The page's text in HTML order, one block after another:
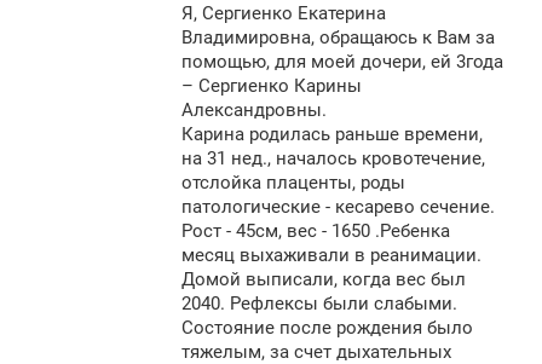
щ
е
н
и
е
Я, Сергиенко Екатерина
Владимировна, обращаюсь к Вам за
помощью, для моей дочери, ей 3года
– Сергиенко Карины
Александровны.
Карина родилась раньше времени,
на 31 нед., началось кровотечение,
отслойка плаценты, роды
патологические - кесарево сечение.
Рост - 45см, вес - 1650 .Ребенка
месяц выхаживали в реанимации.
Домой выписали, когда вес был
2040. Рефлексы были слабыми.
Состояние после рождения было
тяжелым, за счет дыхательных